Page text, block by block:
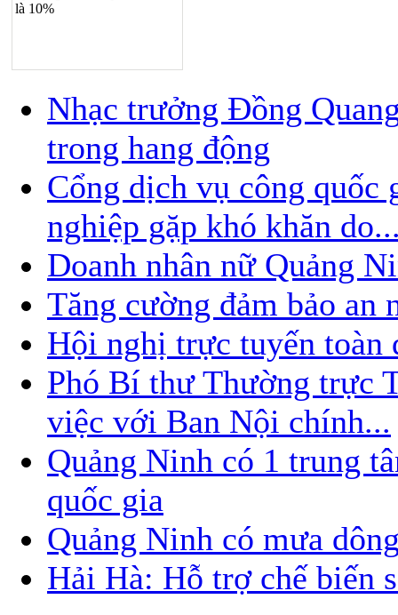
Nhạc trưởng Đồng
trong hang động
Cổng dịch vụ công quốc
nghiệp gặp khó khăn
Doanh nhân nữ Quảng
Tăng cường đảm bảo
Hội nghị trực tuyến toàn
Phó Bí thư Thường trực
việc với Ban Nội chính...
Quảng Ninh có 1 trung
quốc gia
Quảng Ninh có mưa
Hải Hà: Hỗ trợ chế biến